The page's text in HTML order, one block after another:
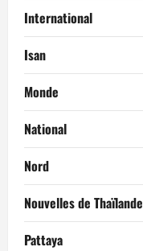
International
Isan
Monde
National
Nord
Nouvelles de Thaïlande
Pattaya